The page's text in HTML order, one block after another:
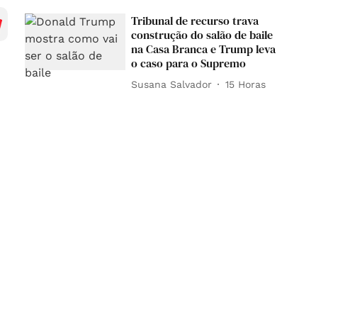
Tribunal de recurso trava
construção do salão de baile
na Casa Branca e Trump leva
o caso para o Supremo
Susana Salvador 15 Horas